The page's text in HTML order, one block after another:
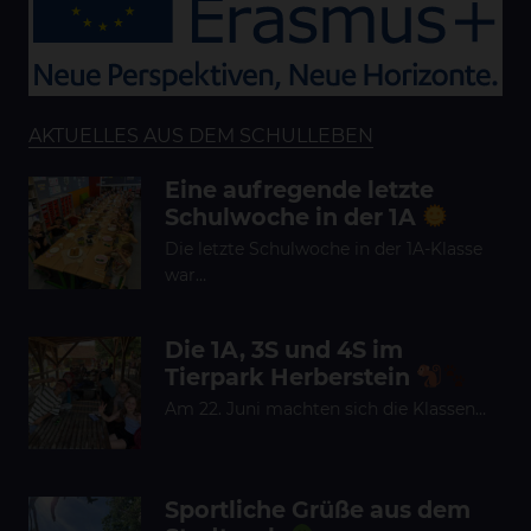
AKTUELLES AUS DEM SCHULLEBEN
Eine aufregende letzte
Schulwoche in der 1A
Die letzte Schulwoche in der 1A-Klasse
war…
Die 1A, 3S und 4S im
Tierpark Herberstein
Am 22. Juni machten sich die Klassen…
Sportliche Grüße aus dem